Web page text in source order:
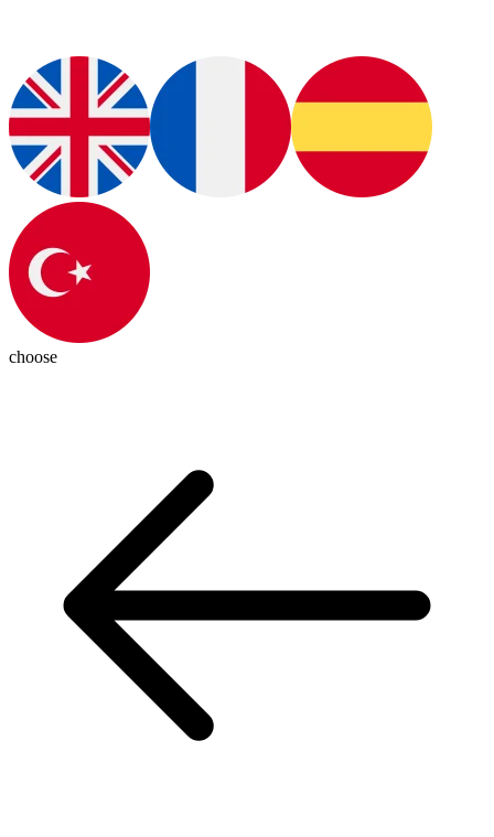
choose